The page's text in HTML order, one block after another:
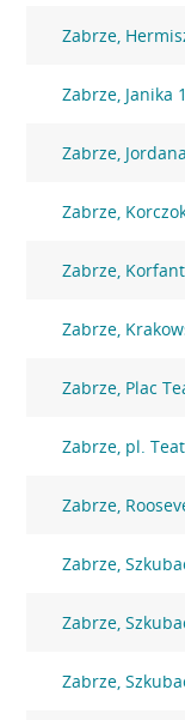
Zabrze,
Zabrze, Janika
Zabrze,
Zabrze,
Zabrze,
Zabrze,
Zabrze, Plac
Zabrze, pl.
Zabrze,
Zabrze,
Zabrze,
Zabrze,